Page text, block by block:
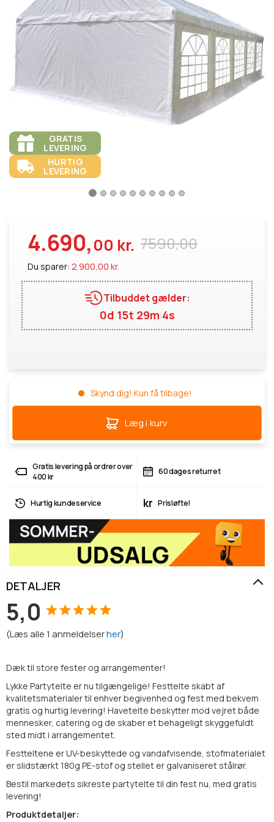
GRATIS
LEVERING
HURTIG
LEVERING
7590,00
4.690,00 kr.
Du sparer: 2.900,00 kr.
Tilbuddet gælder:
0d 15t 29m 3s
Skynd dig! Kun få tilbage!
Læg i kurv
Gratis levering på ordrer over
400 kr
60 dages returret
Hurtig kundeservice kr Prisløfte!
DETALJER
5,0
(Læs alle1 anmeldelserher)
Dæk til store fester og arrangementer!
Lykke Partytelte er nu tilgængelige! Festtelte skabt af
kvalitetsmaterialer til enhver begivenhed og fest med bekvem
gratis og hurtig levering! Havetelte beskytter mod vejret både
mennesker, catering og de skaber et behageligt skyggefuldt
sted midt i arrangementet.
Festteltene er UV-beskyttede og vandafvisende, stofmaterialet
er slidstærkt 180g PE-stof og stellet er galvaniseret stålrør.
Bestil markedets sikreste partytelte til din fest nu, med gratis
levering!
Produktdetaljer: